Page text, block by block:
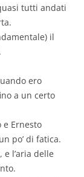
tutti andati
il
ero
a un certo
e Ernesto
po’ di fatica.
l’aria delle